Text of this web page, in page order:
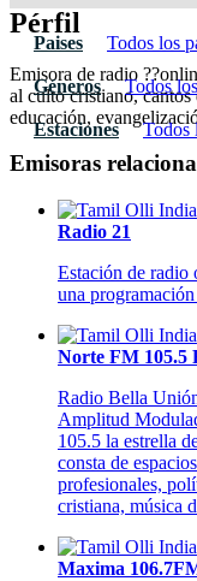
Paises Todos los
Géneros Todos
Estaciones Todos
Pérfil
Emisora de radio
al culto cristiano, cantos
educación,
Emisoras
Radio 21
Estación de radio
una
Norte FM 105.5
Radio Bella
Amplitud
105.5 la estrella
consta de
profesionales,
cristiana, música
Maxima